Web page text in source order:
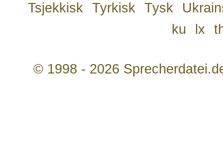
Tsjekkisk
Tyrkisk Tysk
ku
lx
© 1998 - 2026